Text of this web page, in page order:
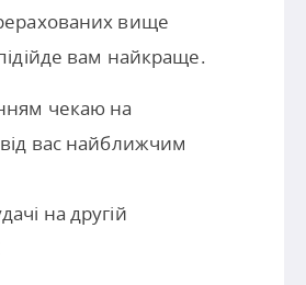
вище
вам найкраще.
чекаю на
від вас найближчим
на другій